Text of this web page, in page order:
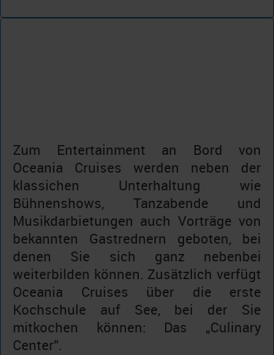
Zum Entertainment an Bord von
Oceania Cruises werden neben der
klassichen Unterhaltung wie
Bühnenshows, Tanzabende und
Musikdarbietungen auch Vorträge von
bekannten Gastrednern geboten, bei
denen Sie sich ganz nebenbei
weiterbilden können. Zusätzlich verfügt
Oceania Cruises über die erste
Kochschule auf See, bei der Sie
mitkochen können: Das „Culinary
Center“.